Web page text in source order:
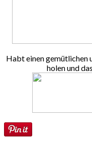
Habt einen gemütlichen
holen und